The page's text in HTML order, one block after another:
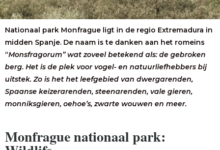
Nationaal park Monfrague ligt in de regio Extremadura in
midden Spanje. De naam is te danken aan het romeins
“Monsfragorum” wat zoveel betekend als: de gebroken
berg. Het is de plek voor vogel- en natuurliefhebbers bij
uitstek. Zo is het het leefgebied van dwergarenden,
Spaanse keizerarenden, steenarenden, vale gieren,
monniksgieren, oehoe’s, zwarte wouwen en meer.
Monfrague nationaal park: